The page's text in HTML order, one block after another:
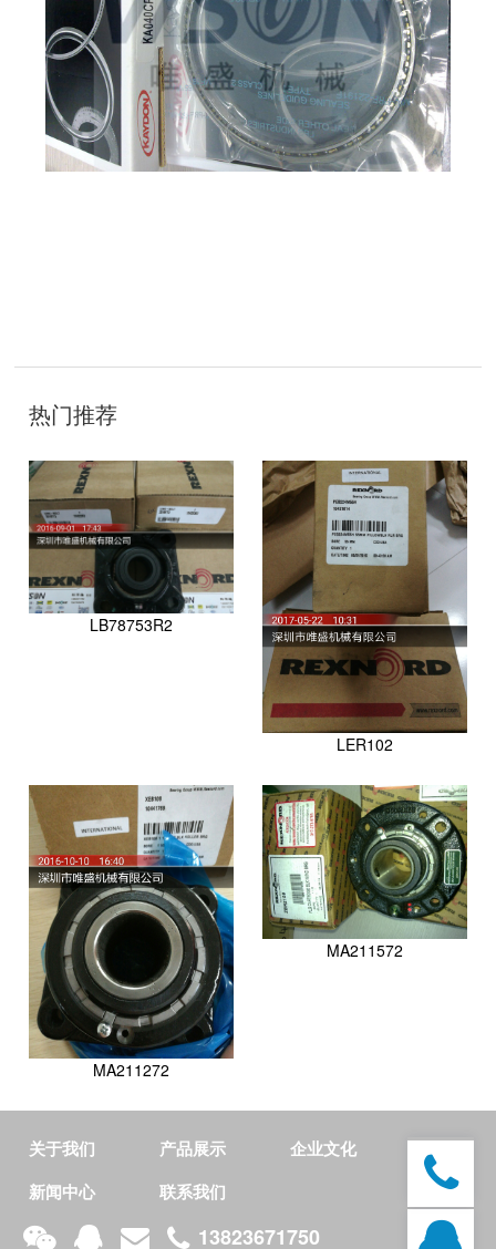
发
聊
城
网
络
公
司
热门推荐
LB78753R2
LER102
MA211272
MA211572
关于我们 产品展示
企业文化
新闻中心
联系我们
13823671750